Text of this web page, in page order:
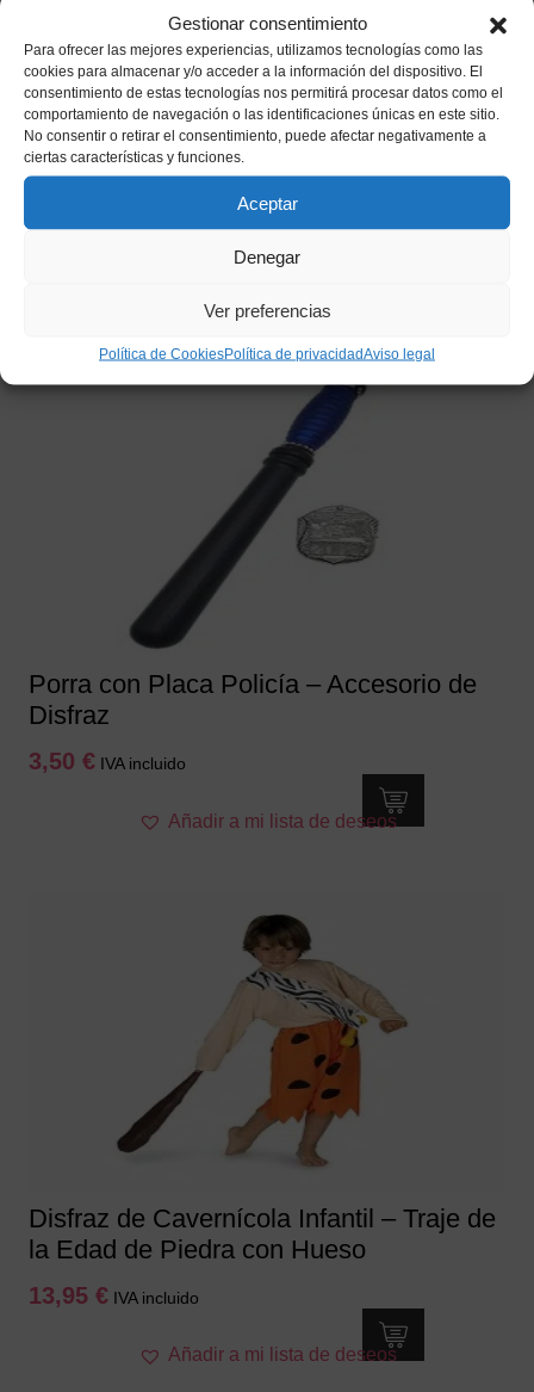
Gestionar consentimiento
Para ofrecer las mejores experiencias, utilizamos tecnologías como las
cookies para almacenar y/o acceder a la información del dispositivo. El
consentimiento de estas tecnologías nos permitirá procesar datos como el
comportamiento de navegación o las identificaciones únicas en este sitio.
No consentir o retirar el consentimiento, puede afectar negativamente a
ciertas características y funciones.
Aceptar
Denegar
Ver preferencias
Política de CookiesPolítica de privacidadAviso legal
Disfraz Dinosaurio Lila Adulto
22,90€ IVA incluido
Este
tiene
múltiples
variantes.
opciones
pueden
elegir
Porra con Placa Policía – Accesorio de
Disfraz
3,50 € IVA incluido
Añadir a mi lista de deseos
Disfraz de Cavernícola Infantil – Traje de
la Edad de Piedra con Hueso
13,95 € IVA incluido
producto
Añadir a mi lista de deseos